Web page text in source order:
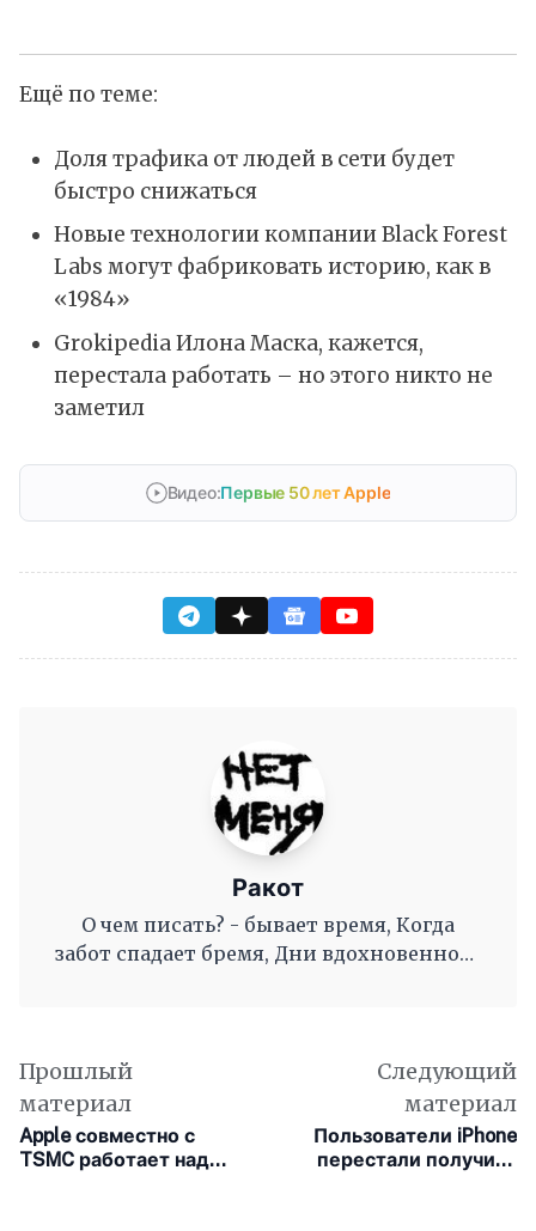
Ещё по теме:
Доля трафика от людей в сети будет
быстро снижаться
Новые технологии компании Black Forest
Labs могут фабриковать историю, как в
«1984»
Grokipedia Илона Маска, кажется,
перестала работать – но этого никто не
заметил
Видео:Первые 50 лет Apple
Ракот
О чем писать? - бывает время, Когда
забот спадает бремя, Дни вдохновенного
Прошлый
материал
Apple совместно с
TSMC работает над
Следующий
материал
Пользователи iPhone
перестали получить